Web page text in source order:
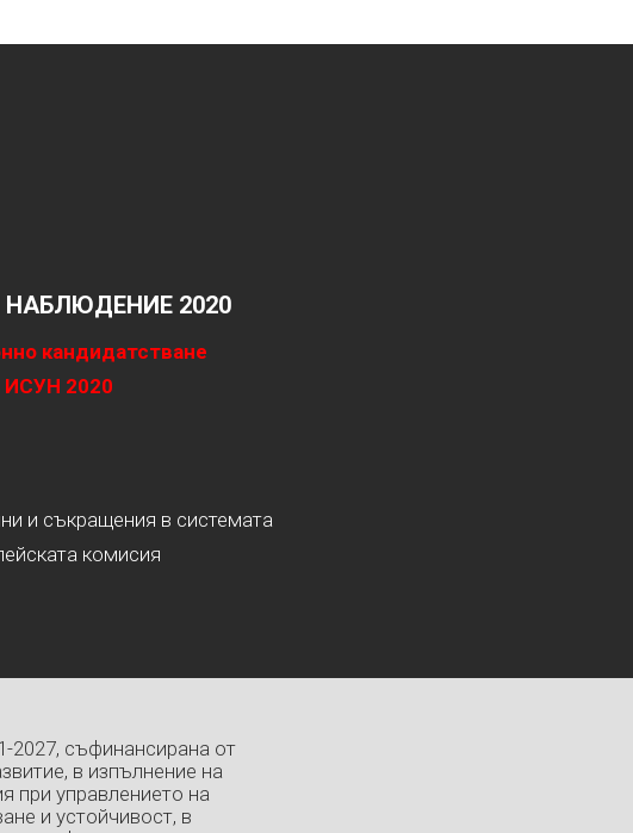
2020
кандидатстване
ИСУН 2020
и съкращения в системата
комисия
2027, съфинансирана от
в изпълнение на
при управлението на
и устойчивост, в